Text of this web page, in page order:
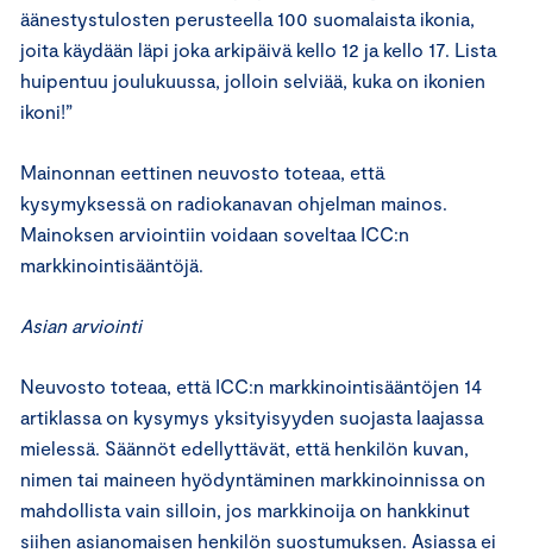
äänestystulosten perusteella 100 suomalaista ikonia,
joita käydään läpi joka arkipäivä kello 12 ja kello 17. Lista
huipentuu joulukuussa, jolloin selviää, kuka on ikonien
ikoni!”
Mainonnan eettinen neuvosto toteaa, että
kysymyksessä on radiokanavan ohjelman mainos.
Mainoksen arviointiin voidaan soveltaa ICC:n
markkinointisääntöjä.
Asian arviointi
Neuvosto toteaa, että ICC:n markkinointisääntöjen 14
artiklassa on kysymys yksityisyyden suojasta laajassa
mielessä. Säännöt edellyttävät, että henkilön kuvan,
nimen tai maineen hyödyntäminen markkinoinnissa on
mahdollista vain silloin, jos markkinoija on hankkinut
siihen asianomaisen henkilön suostumuksen. Asiassa ei